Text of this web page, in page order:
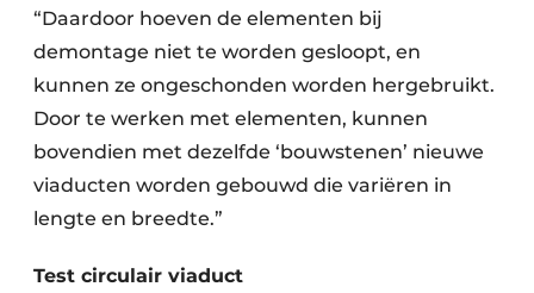
“Daardoor hoeven de elementen bij
demontage niet te worden gesloopt, en
kunnen ze ongeschonden worden hergebruikt.
Door te werken met elementen, kunnen
bovendien met dezelfde ‘bouwstenen’ nieuwe
viaducten worden gebouwd die variëren in
lengte en breedte.”
Test circulair viaduct